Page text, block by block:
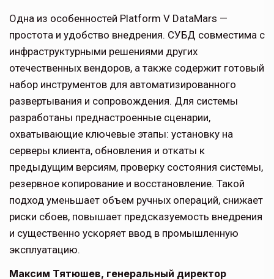
Одна из особенностей Platform V DataMars —
простота и удобство внедрения. СУБД совместима с
инфраструктурными решениями других
отечественных вендоров, а также содержит готовый
набор инструментов для автоматизированного
развертывания и сопровождения. Для системы
разработаны преднастроенные сценарии,
охватывающие ключевые этапы: установку на
серверы клиента, обновления и откаты к
предыдущим версиям, проверку состояния системы,
резервное копирование и восстановление. Такой
подход уменьшает объем ручных операций, снижает
риски сбоев, повышает предсказуемость внедрения
и существенно ускоряет ввод в промышленную
эксплуатацию.
Максим Тятюшев, генеральный директор